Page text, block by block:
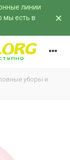
линии
мы есть в
×
уборы и